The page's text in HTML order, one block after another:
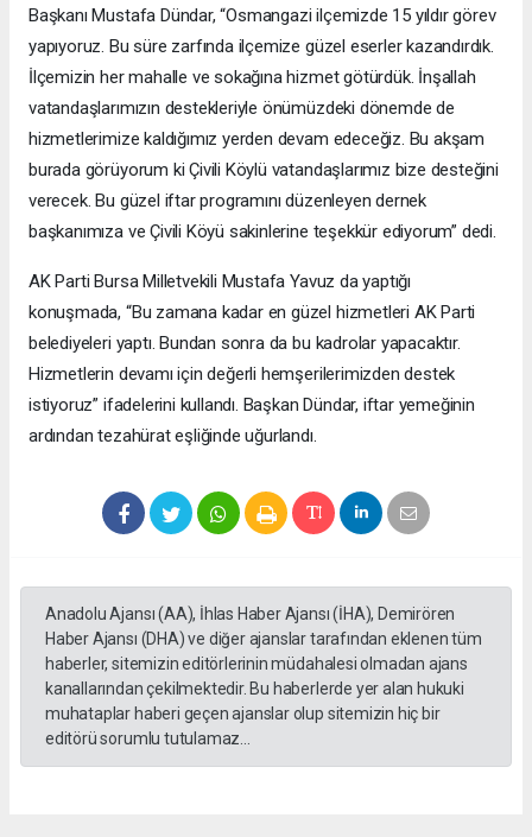
Başkanı Mustafa Dündar, “Osmangazi ilçemizde 15 yıldır görev
yapıyoruz. Bu süre zarfında ilçemize güzel eserler kazandırdık.
İlçemizin her mahalle ve sokağına hizmet götürdük. İnşallah
vatandaşlarımızın destekleriyle önümüzdeki dönemde de
hizmetlerimize kaldığımız yerden devam edeceğiz. Bu akşam
burada görüyorum ki Çivili Köylü vatandaşlarımız bize desteğini
verecek. Bu güzel iftar programını düzenleyen dernek
başkanımıza ve Çivili Köyü sakinlerine teşekkür ediyorum” dedi.
AK Parti Bursa Milletvekili Mustafa Yavuz da yaptığı
konuşmada, “Bu zamana kadar en güzel hizmetleri AK Parti
belediyeleri yaptı. Bundan sonra da bu kadrolar yapacaktır.
Hizmetlerin devamı için değerli hemşerilerimizden destek
istiyoruz” ifadelerini kullandı. Başkan Dündar, iftar yemeğinin
ardından tezahürat eşliğinde uğurlandı.
Anadolu Ajansı (AA), İhlas Haber Ajansı (İHA), Demirören
Haber Ajansı (DHA) ve diğer ajanslar tarafından eklenen tüm
haberler, sitemizin editörlerinin müdahalesi olmadan ajans
kanallarından çekilmektedir. Bu haberlerde yer alan hukuki
muhataplar haberi geçen ajanslar olup sitemizin hiç bir
editörü sorumlu tutulamaz...